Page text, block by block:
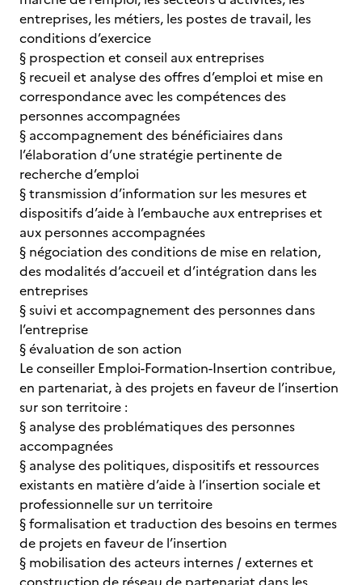
entreprises, les métiers, les postes de travail, les
conditions d’exercice
§ prospection et conseil aux entreprises
§ recueil et analyse des offres d’emploi et mise en
correspondance avec les compétences des
personnes accompagnées
§ accompagnement des bénéficiaires dans
l’élaboration d’une stratégie pertinente de
recherche d’emploi
§ transmission d’information sur les mesures et
dispositifs d’aide à l’embauche aux entreprises et
aux personnes accompagnées
§ négociation des conditions de mise en relation,
des modalités d’accueil et d’intégration dans les
entreprises
§ suivi et accompagnement des personnes dans
l’entreprise
§ évaluation de son action
Le conseiller Emploi-Formation-Insertion contribue,
en partenariat, à des projets en faveur de l’insertion
sur son territoire :
§ analyse des problématiques des personnes
accompagnées
§ analyse des politiques, dispositifs et ressources
existants en matière d’aide à l’insertion sociale et
professionnelle sur un territoire
§ formalisation et traduction des besoins en termes
de projets en faveur de l’insertion
§ mobilisation des acteurs internes / externes et